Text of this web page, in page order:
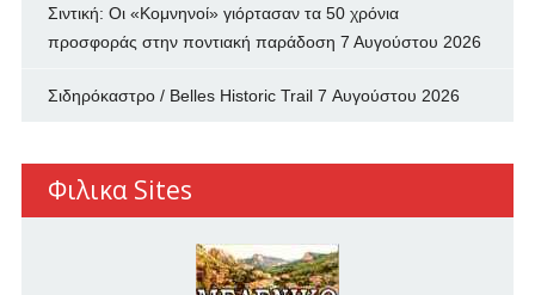
Σιντική: Οι «Κομνηνοί» γιόρτασαν τα 50 χρόνια
προσφοράς στην ποντιακή παράδοση 7 Αυγούστου 2026
Σιδηρόκαστρο / Belles Historic Trail 7 Αυγούστου 2026
Φιλικα Sites